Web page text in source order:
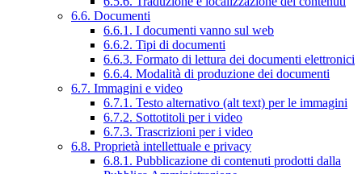
6.6. Documenti
6.6.1. I documenti vanno sul web
6.6.2. Tipi di documenti
6.6.3. Formato di lettura dei documenti elettronici
6.6.4. Modalità di produzione dei documenti
6.7. Immagini e video
6.7.1. Testo alternativo (alt text) per le immagini
6.7.2. Sottotitoli per i video
6.7.3. Trascrizioni per i video
6.8. Proprietà intellettuale e privacy
6.8.1. Pubblicazione di contenuti prodotti dalla